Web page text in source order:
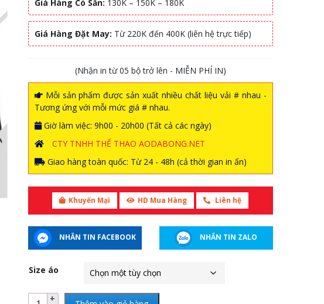
Giá Hàng Có Sẵn: 130K – 150K – 180K
Giá Hàng Đặt May: Từ 220K đến 400K (liên hệ trực tiếp)
(Nhận in từ 05 bộ trở lên - MIỄN PHÍ IN)
Mỗi sản phẩm được sản xuất nhiều chất liệu vải # nhau -
Tương ứng với mỗi mức giá # nhau.
Giờ làm việc: 9h00 - 20h00 (Tất cả các ngày)
CTY TNHH THỂ THAO AODABONG.NET
Giao hàng toàn quốc: Từ 24 - 48h (cả thời gian in ấn)
Khuyến Mại HD Mua Hàng Liên hệ
NHẮN TIN FACEBOOK NHẮN TIN ZALO
Size áo